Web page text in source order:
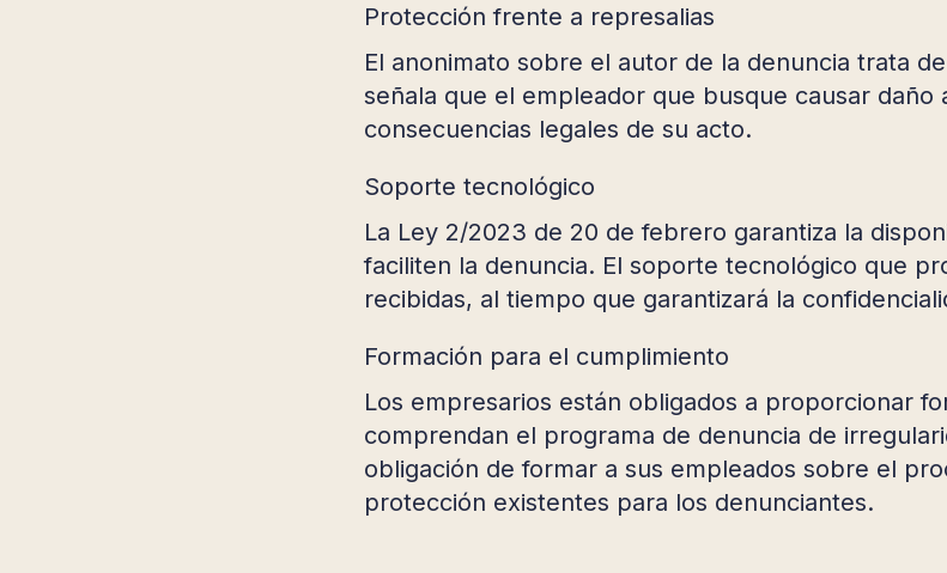
Protección frente a represalias
El anonimato sobre el autor de la denuncia trata
señala que el empleador que busque causar
consecuencias legales de su acto.
Soporte tecnológico
La Ley 2/2023 de 20 de febrero garantiza la
faciliten la denuncia. El soporte tecnológico que
recibidas, al tiempo que garantizará la
Formación para el cumplimiento
Los empresarios están obligados a proporcionar
comprendan el programa de denuncia de
obligación de formar a sus empleados sobre el
protección existentes para los denunciantes.